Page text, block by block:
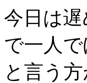
今日は
で一人
と言う